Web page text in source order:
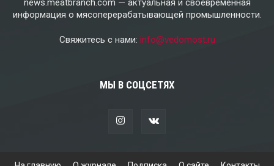
news.meatbranch.com — актуальная и своевременная
информация о мясоперерабатывающей промышленности.
Свяжитесь с нами: info@vedomost.ru
МЫ В СОЦСЕТЯХ